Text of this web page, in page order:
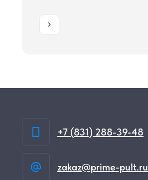
+7 (831) 288-39-48
zakaz@prime-pult.ru